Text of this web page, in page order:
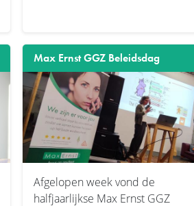
Max Ernst GGZ Beleidsdag
Afgelopen week vond de
halfjaarlijkse Max Ernst GGZ